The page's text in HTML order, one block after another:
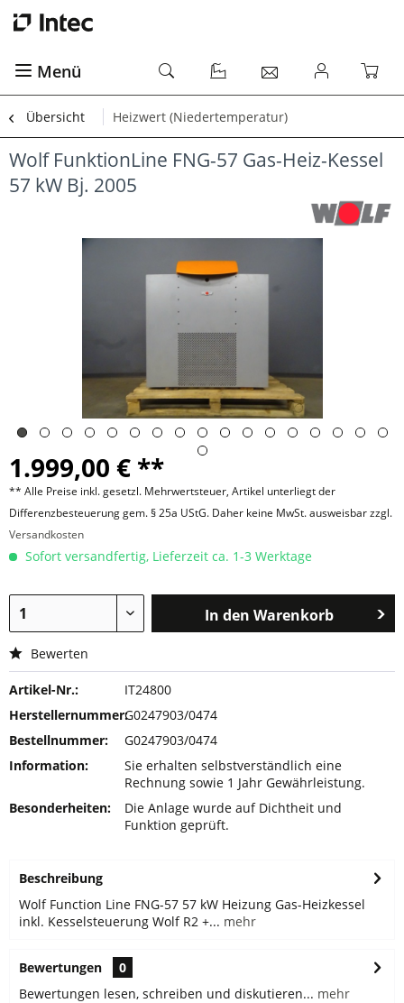
Menü
Übersicht Heizwert (Niedertemperatur)
Wolf FunktionLine FNG-57 Gas-Heiz-Kessel
57 kW Bj. 2005
1.999,00 € **
** Alle Preise inkl. gesetzl. Mehrwertsteuer, Artikel unterliegt der
Differenzbesteuerung gem. § 25a UStG. Daher keine MwSt. ausweisbar zzgl.
Versandkosten
Sofort versandfertig, Lieferzeit ca. 1-3 Werktage
In den Warenkorb
Bewerten
Artikel-Nr.:
IT24800
Herstellernummer:G0247903/0474
Bestellnummer:
G0247903/0474
Information:
Sie erhalten selbstverständlich eine
Rechnung sowie 1 Jahr Gewährleistung.
Besonderheiten:
Die Anlage wurde auf Dichtheit und
Funktion geprüft.
Beschreibung
Wolf Function Line FNG-57 57 kW Heizung Gas-Heizkessel
inkl. Kesselsteuerung Wolf R2 +... mehr
Bewertungen
0
Bewertungen lesen, schreiben und diskutieren... mehr